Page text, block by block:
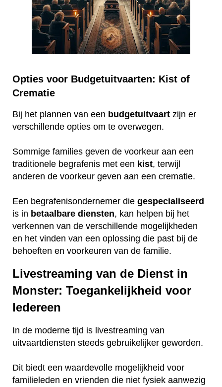
Opties voor Budgetuitvaarten: Kist of
Crematie
Bij het plannen van een budgetuitvaart zijn er
verschillende opties om te overwegen.
Sommige families geven de voorkeur aan een
traditionele begrafenis met een kist, terwijl
anderen de voorkeur geven aan een crematie.
Een begrafenisondernemer die gespecialiseerd
is in betaalbare diensten, kan helpen bij het
verkennen van de verschillende mogelijkheden
en het vinden van een oplossing die past bij de
behoeften en voorkeuren van de familie.
Livestreaming van de Dienst in
Monster: Toegankelijkheid voor
Iedereen
In de moderne tijd is livestreaming van
uitvaartdiensten steeds gebruikelijker geworden.
Dit biedt een waardevolle mogelijkheid voor
familieleden en vrienden die niet fysiek aanwezig